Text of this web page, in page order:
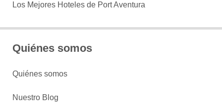
Los Mejores Hoteles de Port Aventura
Quiénes somos
Quiénes somos
Nuestro Blog